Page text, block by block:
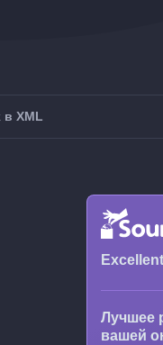
в XML
Excellent
Лучшее
вашей